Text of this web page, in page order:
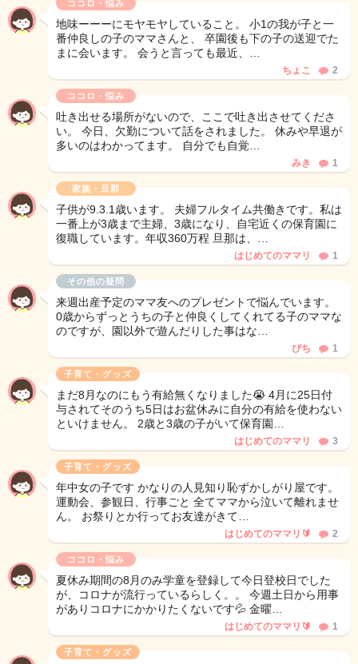
ココロ・悩み
地味ーーーにモヤモヤしていること。 小1の我が子と一
番仲良しの子のママさんと、 卒園後も下の子の送迎でた
まに会います。 会うと言っても最近、…
ちょこ 2
ココロ・悩み
吐き出せる場所がないので、ここで吐き出させてくださ
い。 今日、欠勤について話をされました。 休みや早退が
多いのはわかってます。 自分でも自覚…
みき 1
家族・旦那
子供が9.3.1歳います。 夫婦フルタイム共働きです。私は
一番上が3歳まで主婦、3歳になり、自宅近くの保育園に
復職しています。年収360万程 旦那は、…
はじめてのママリ 1
その他の疑問
来週出産予定のママ友へのプレゼントで悩んでいます。
0歳からずっとうちの子と仲良くしてくれてる子のママな
のですが、園以外で遊んだりした事はな…
ぴち 1
子育て・グッズ
まだ8月なのにもう有給無くなりました😭 4月に25日付
与されてそのうち5日はお盆休みに自分の有給を使わない
といけません。 2歳と3歳の子がいて保育園…
はじめてのママリ 3
子育て・グッズ
年中女の子です かなりの人見知り恥ずかしがり屋です。
運動会、参観日、行事ごと 全てママから泣いて離れませ
ん。 お祭りとか行ってお友達がきて…
はじめてのママリ🔰 2
ココロ・悩み
夏休み期間の8月のみ学童を登録して今日登校日でした
が、コロナが流行っているらしく。。 今週土日から用事
がありコロナにかかりたくないです💦 金曜…
はじめてのママリ🔰 1
子育て・グッズ